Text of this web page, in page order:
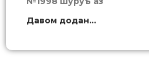
Давом додан...